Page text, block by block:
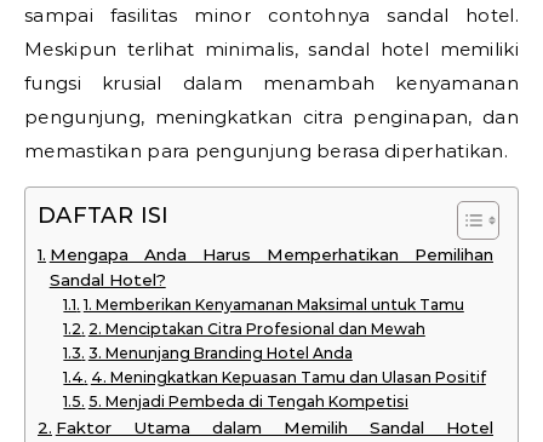
sampai fasilitas minor contohnya sandal hotel.
Meskipun terlihat minimalis, sandal hotel memiliki
fungsi krusial dalam menambah kenyamanan
pengunjung, meningkatkan citra penginapan, dan
memastikan para pengunjung berasa diperhatikan.
DAFTAR ISI
Mengapa Anda Harus Memperhatikan Pemilihan
Sandal Hotel?
1. Memberikan Kenyamanan Maksimal untuk Tamu
2. Menciptakan Citra Profesional dan Mewah
3. Menunjang Branding Hotel Anda
4. Meningkatkan Kepuasan Tamu dan Ulasan Positif
5. Menjadi Pembeda di Tengah Kompetisi
Faktor Utama dalam Memilih Sandal Hotel